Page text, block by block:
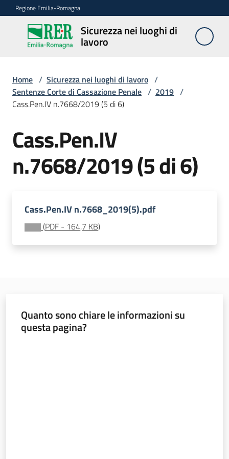
Vai al contenuto
Vai alla navigazione
Vai al footer
Regione Emilia-Romagna
Sicurezza nei luoghi di
lavoro
Sicurezza
nei
lavoro
Sicurezza
costruzioni
Coordinamento
prevenzione
vigilanza
sicurezza
Home / Sicurezza nei luoghi di lavoro /
Sentenze Corte di Cassazione Penale / 2019 /
Cass.Pen.IV n.7668/2019 (5 di 6)
Cass.Pen.IV
n.7668/2019 (5 di 6)
Cass.Pen.IV n.7668_2019(5).pdf
(PDF - 164,7 KB)
Quanto sono chiare le informazioni su
questa pagina?